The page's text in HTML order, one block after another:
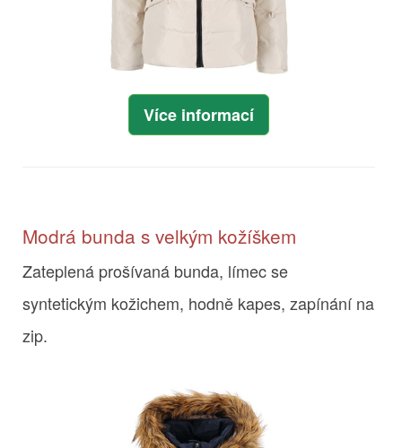
Více informací
Modrá bunda s velkým kožíškem
Zateplená prošívaná bunda, límec se
syntetickým kožichem, hodně kapes, zapínání na
zip.